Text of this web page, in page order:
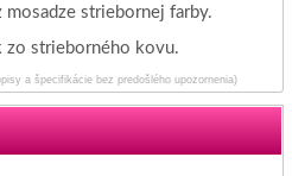
striebornej farby.
zo strieborného kovu.
a špecifikácie bez predošlého upozornenia)